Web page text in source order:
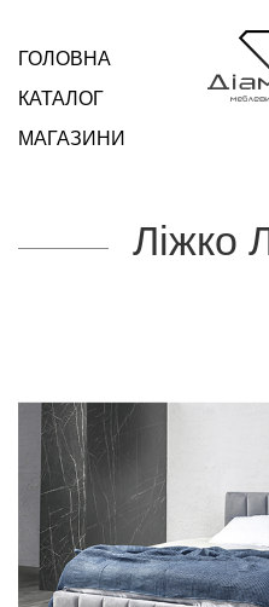
ГОЛОВНА
КАТАЛОГ
МАГАЗИНИ
Ліжко